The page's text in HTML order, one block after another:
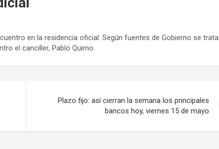
en la residencia oficial. Según fuentes de Gobierno se trata
el canciller, Pablo Quirno.
Plazo fijo: así cierran la semana los principales
bancos hoy, viernes 15 de mayo